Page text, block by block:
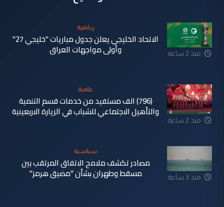
منذ 2 ساعة
رياضية
الاتحاد الخليجي يعلن جدول مباريات "خليجي 27"
وأولى مواجهات العراق
منذ 2 ساعة
علمية
(796) الف مستفيد من خدمات قسم التنمية
والتأهيل الاجتماعي للشباب في الزيارة الاربعينية
منذ 3 ساعة
سياسية
مصادر تكشف ملامح الاتفاق المرتقب بين
مسقط وطهران بشأن "مضيق هرمز"